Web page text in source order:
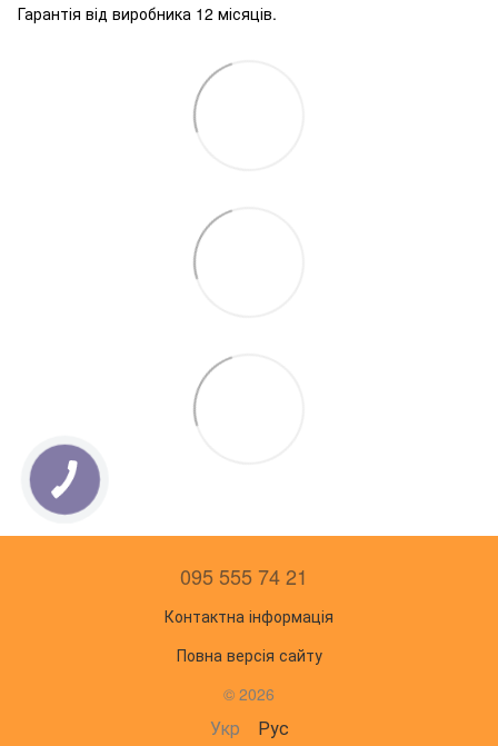
Гарантія від виробника 12 місяців.
095 555 74 21
Контактна інформація
Повна версія сайту
© 2026
Укр Рус